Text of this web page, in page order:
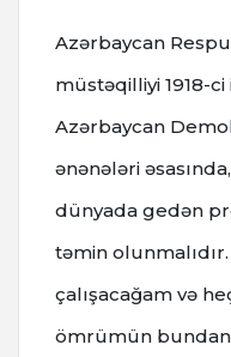
Azərbaycan
müstəqilliyi 1918-
Azərbaycan
ənənələri
dünyada gedən
təmin
çalışacağam və
ömrümün bundan